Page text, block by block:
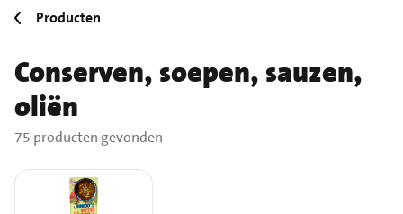
75 producten gevonden.
Producten
Conserven, soepen, sauzen,
oliën
75 producten gevonden